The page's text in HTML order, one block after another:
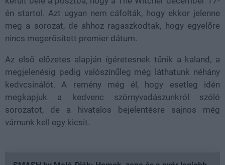
én startol. Azt ugyan nem cáfolták, hogy ekkor jelenne
meg a sorozat, de ahhoz ragaszkodtak, hogy egyelőre
nincs megerősített premier dátum.
Az első előzetes alapján ígéretesnek tűnik a kaland, a
megjelenésig pedig valószínűleg még láthatunk néhány
kedvcsinálót. A remény még él, hogy esetleg idén
megkapjuk a kedvenc szörnyvadászunkról szóló
sorozatot, de a hivatalos bejelentésre sajnos még
várnunk kell egy kicsit.